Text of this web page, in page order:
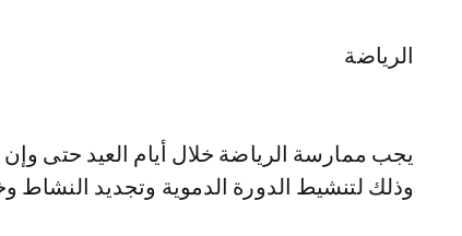
الرياضة
يجب ممارسة الرياضة خلال أيام العيد حتى
وذلك لتنشيط الدورة الدموية وتجديد النشاط